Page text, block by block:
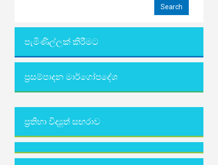
පැමිණිල්ලක් කිරීමට
ප්‍රසම්පාදන මාර්ගෝපදේශ
ප්‍රතිභා විද්‍යුත් සඟරාව